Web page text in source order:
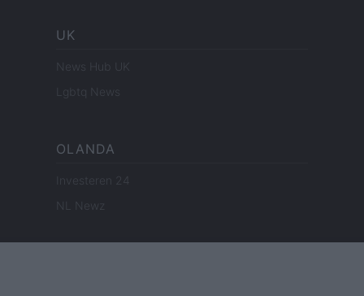
UK
News Hub UK
Lgbtq News
OLANDA
Investeren 24
NL Newz